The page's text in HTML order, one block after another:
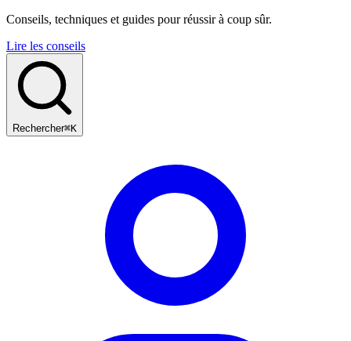
Conseils, techniques et guides pour réussir à coup sûr.
Lire les conseils
Rechercher⌘K